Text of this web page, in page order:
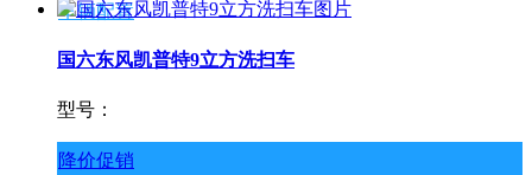
车辆配置
国六东风凯普特9立方洗扫车
型号：
降价促销